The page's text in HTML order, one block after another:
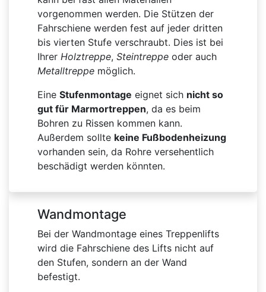
vorgenommen werden. Die Stützen der
Fahrschiene werden fest auf jeder dritten
bis vierten Stufe verschraubt. Dies ist bei
Ihrer Holztreppe, Steintreppe oder auch
Metalltreppe möglich.
Eine Stufenmontage eignet sich nicht so
gut für Marmortreppen, da es beim
Bohren zu Rissen kommen kann.
Außerdem sollte keine Fußbodenheizung
vorhanden sein, da Rohre versehentlich
beschädigt werden könnten.
Wandmontage
Bei der Wandmontage eines Treppenlifts
wird die Fahrschiene des Lifts nicht auf
den Stufen, sondern an der Wand
befestigt.